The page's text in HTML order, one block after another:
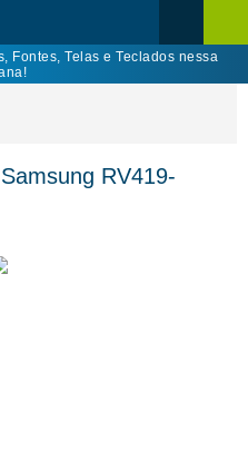
Fontes, Telas e Teclados nessa
RV419-